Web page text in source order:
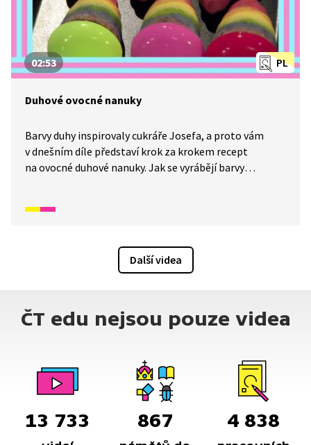
PL
02:53
Duhové ovocné nanuky
Barvy duhy inspirovaly cukráře Josefa, a proto vám
v dnešním díle představí krok za krokem recept
na ovocné duhové nanuky. Jak se vyrábějí barvy
Další videa
ČT edu nejsou pouze videa
13 733 867 4 838